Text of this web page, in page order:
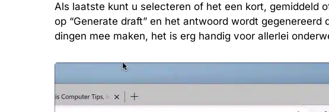
Als laatste kunt u selecteren of het een kort, gemiddeld
op “Generate draft” en het antwoord wordt
dingen mee maken, het is erg handig voor allerlei